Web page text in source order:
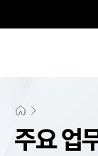
주요 업